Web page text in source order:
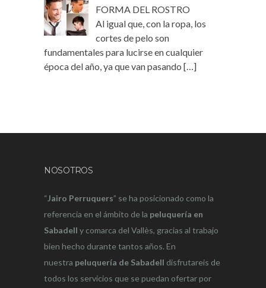
FORMA DEL ROSTRO
Al igual que, con la ropa, los
cortes de pelo son
fundamentales para lucirse en cualquier
época del año, ya que van pasando […]
NOSOTROS
“Jairo Perruquers” se ha posicionado como la
referencia en el ámbito de la peluquería en
Sabadell y comarca del Vallès, gracias al trabajo
bien hecho durante tantos años. En
nuestra peluquería de Sabadell disfrutareis de
todos los servicios que se puedan ofertar por